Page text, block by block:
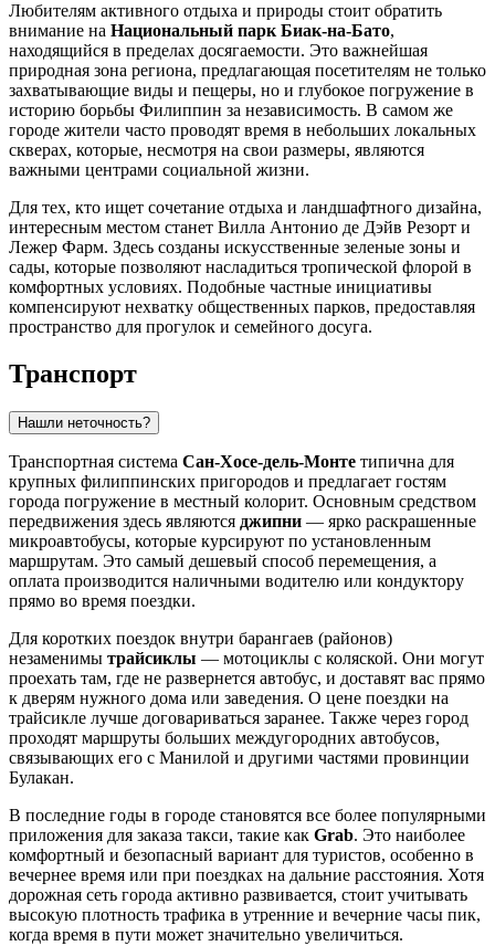
Любителям активного отдыха и природы стоит обратить
внимание на Национальный парк Биак-на-Бато,
находящийся в пределах досягаемости. Это важнейшая
природная зона региона, предлагающая посетителям не только
захватывающие виды и пещеры, но и глубокое погружение в
историю борьбы Филиппин за независимость. В самом же
городе жители часто проводят время в небольших локальных
скверах, которые, несмотря на свои размеры, являются
важными центрами социальной жизни.
Для тех, кто ищет сочетание отдыха и ландшафтного дизайна,
интересным местом станет Вилла Антонио де Дэйв Резорт и
Лежер Фарм. Здесь созданы искусственные зеленые зоны и
сады, которые позволяют насладиться тропической флорой в
комфортных условиях. Подобные частные инициативы
компенсируют нехватку общественных парков, предоставляя
пространство для прогулок и семейного досуга.
Транспорт
Нашли неточность?
Транспортная система Сан-Хосе-дель-Монте типична для
крупных филиппинских пригородов и предлагает гостям
города погружение в местный колорит. Основным средством
передвижения здесь являются джипни — ярко раскрашенные
микроавтобусы, которые курсируют по установленным
маршрутам. Это самый дешевый способ перемещения, а
оплата производится наличными водителю или кондуктору
прямо во время поездки.
Для коротких поездок внутри барангаев (районов)
незаменимы трайсиклы — мотоциклы с коляской. Они могут
проехать там, где не развернется автобус, и доставят вас прямо
к дверям нужного дома или заведения. О цене поездки на
трайсикле лучше договариваться заранее. Также через город
проходят маршруты больших междугородних автобусов,
связывающих его с Манилой и другими частями провинции
Булакан.
В последние годы в городе становятся все более популярными
приложения для заказа такси, такие как Grab. Это наиболее
комфортный и безопасный вариант для туристов, особенно в
вечернее время или при поездках на дальние расстояния. Хотя
дорожная сеть города активно развивается, стоит учитывать
высокую плотность трафика в утренние и вечерние часы пик,
когда время в пути может значительно увеличиться.